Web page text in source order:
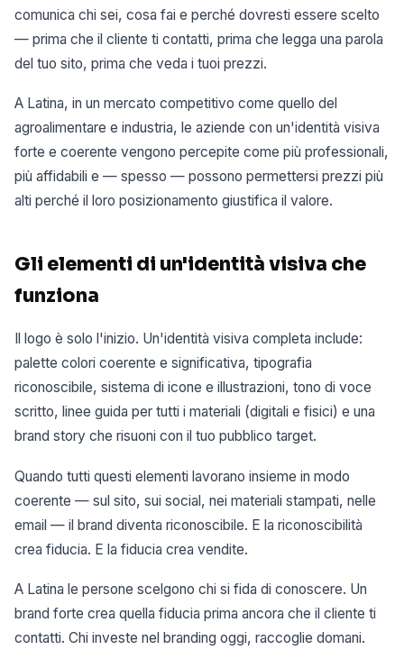
comunica chi sei, cosa fai e perché dovresti essere scelto
— prima che il cliente ti contatti, prima che legga una parola
del tuo sito, prima che veda i tuoi prezzi.
A Latina, in un mercato competitivo come quello del
agroalimentare e industria, le aziende con un'identità visiva
forte e coerente vengono percepite come più professionali,
più affidabili e — spesso — possono permettersi prezzi più
alti perché il loro posizionamento giustifica il valore.
Gli elementi di un'identità visiva che
funziona
Il logo è solo l'inizio. Un'identità visiva completa include:
palette colori coerente e significativa, tipografia
riconoscibile, sistema di icone e illustrazioni, tono di voce
scritto, linee guida per tutti i materiali (digitali e fisici) e una
brand story che risuoni con il tuo pubblico target.
Quando tutti questi elementi lavorano insieme in modo
coerente — sul sito, sui social, nei materiali stampati, nelle
email — il brand diventa riconoscibile. E la riconoscibilità
crea fiducia. E la fiducia crea vendite.
A Latina le persone scelgono chi si fida di conoscere. Un
brand forte crea quella fiducia prima ancora che il cliente ti
contatti. Chi investe nel branding oggi, raccoglie domani.